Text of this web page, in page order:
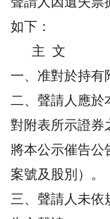
如下：
主 文
一、准對於持有
二、聲請人應於
對附表所示證券
將本公示催告公
案號及股別）。
三、聲請人未依